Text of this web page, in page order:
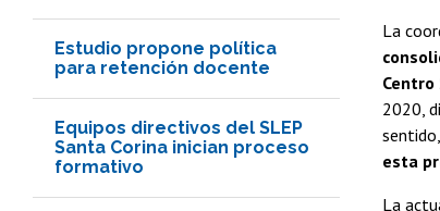
Estudio propone política
para retención docente
Equipos directivos del SLEP
Santa Corina inician proceso
formativo
La
Centro
2020,
esta
La